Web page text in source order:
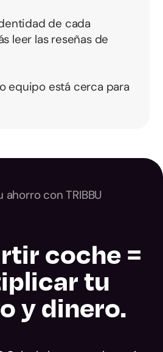
de cada
leer las reseñas de
equipo está cerca para
ahorro con TRIBBU
coche =
tu
y dinero.